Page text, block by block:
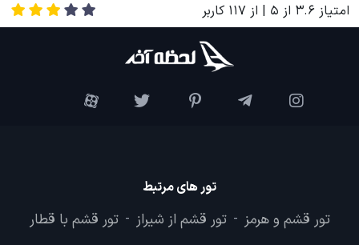
امتیاز 3.6 از 5 | از 117 کاربر
تور های مرتبط
تور قشم و هرمز - تور قشم از شیراز - تور قشم با قطار